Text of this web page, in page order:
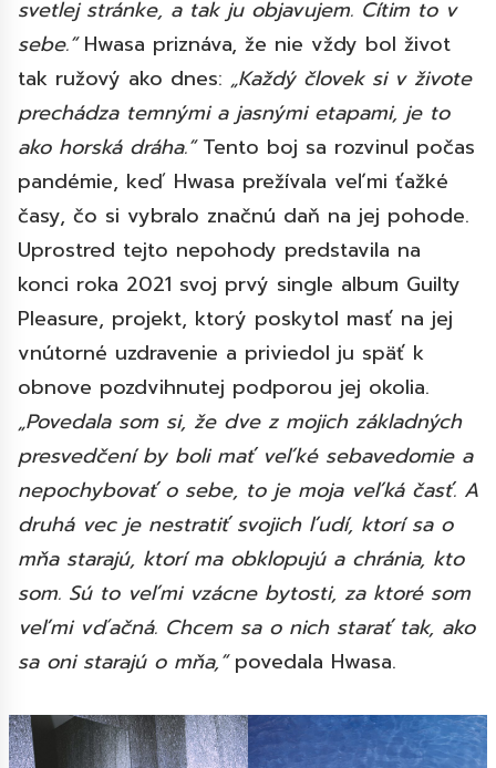
svetlej stránke, a tak ju objavujem. Cítim to v
sebe.“Hwasa priznáva, že nie vždy bol život
tak ružový ako dnes: „Každý človek si v živote
prechádza temnými a jasnými etapami, je to
ako horská dráha.“Tento boj sa rozvinul počas
pandémie, keď Hwasa prežívala veľmi ťažké
časy, čo si vybralo značnú daň na jej pohode.
Uprostred tejto nepohody predstavila na
konci roka 2021 svoj prvý single album Guilty
Pleasure, projekt, ktorý poskytol masť na jej
vnútorné uzdravenie a priviedol ju späť k
obnove pozdvihnutej podporou jej okolia.
„Povedala som si, že dve z mojich základných
presvedčení by boli mať veľké sebavedomie a
nepochybovať o sebe, to je moja veľká časť. A
druhá vec je nestratiť svojich ľudí, ktorí sa o
mňa starajú, ktorí ma obklopujú a chránia, kto
som. Sú to veľmi vzácne bytosti, za ktoré som
veľmi vďačná. Chcem sa o nich starať tak, ako
sa oni starajú o mňa,“povedala Hwasa.